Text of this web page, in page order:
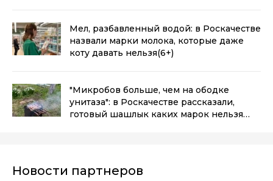
Мел, разбавленный водой: в Роскачестве
назвали марки молока, которые даже
коту давать нельзя(6+)
"Микробов больше, чем на ободке
унитаза": в Роскачестве рассказали,
готовый шашлык каких марок нельзя
Новости партнеров